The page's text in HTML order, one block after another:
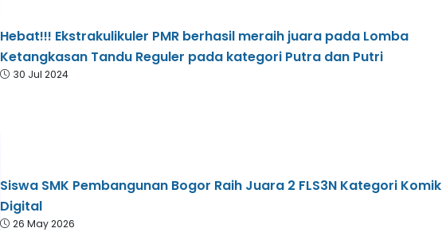
Hebat!!! Ekstrakulikuler PMR berhasil meraih juara pada Lomba
Ketangkasan Tandu Reguler pada kategori Putra dan Putri
30 Jul 2024
Siswa SMK Pembangunan Bogor Raih Juara 2 FLS3N Kategori Komik
Digital
26 May 2026